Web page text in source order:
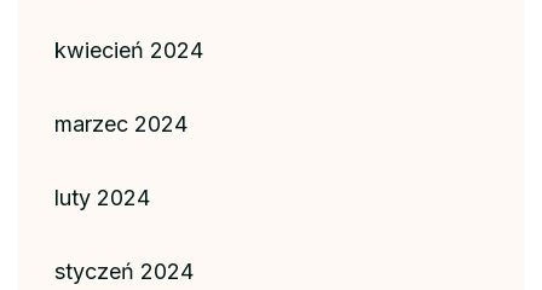
kwiecień 2024
marzec 2024
luty 2024
styczeń 2024